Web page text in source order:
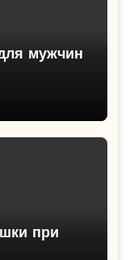
мужчин
при